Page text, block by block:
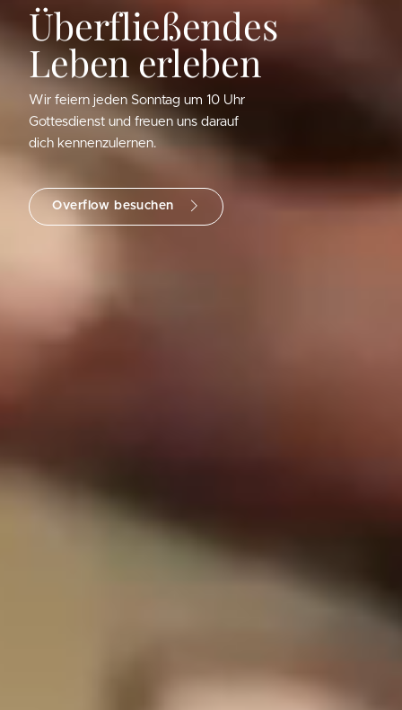
Überfließendes
Leben erleben
Wir feiern jeden Sonntag um 10 Uhr
Gottesdienst und freuen uns darauf
dich kennenzulernen.
Overflow besuchen